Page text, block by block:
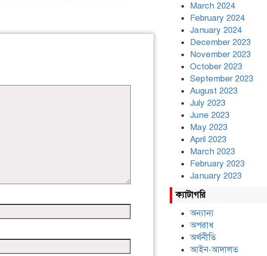
March 2024
February 2024
January 2024
December 2023
November 2023
October 2023
September 2023
August 2023
July 2023
June 2023
May 2023
April 2023
March 2023
February 2023
January 2023
ক্যাটাগরি
অন্যান্য
অপরাধ
অর্থনীতি
আইন-আদালত